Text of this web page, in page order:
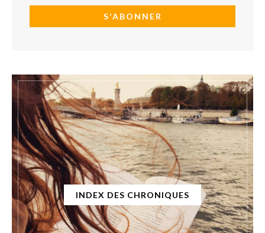
INDEX DES CHRONIQUES